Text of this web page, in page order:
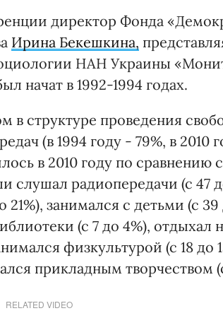
директор Фонда
Ирина Бекешкина,
НАН Украины
начат в 1992-1994 годах.
в структуре проведения
(в 1994 году - 79%, в 2010
в 2010 году по сравнению
слушал радиопередачи (с 47
занимался с детьми (с 39
(с 7 до 4%), отдыхал
физкультурой (с 18 до
прикладным творчеством
RELATED VIDEO